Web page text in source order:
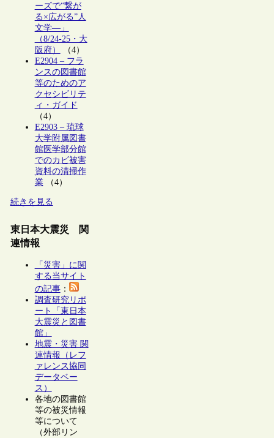
ーズで“繋が
る×広がる”人
文学―」
（8/24-25・大
阪府）
（4）
E2904 – フラ
ンスの図書館
等のためのア
クセシビリテ
ィ・ガイド
（4）
E2903 – 琉球
大学附属図書
館医学部分館
でのカビ被害
資料の清掃作
業（4）
続きを見る
東日本大震災 関
連情報
「災害」に関
する当サイト
の記事：
調査研究リポ
ート「東日本
大震災と図書
館」
地震・災害 関
連情報（レフ
ァレンス協同
データベー
ス）
各地の図書館
等の被災情報
等について
（外部リン